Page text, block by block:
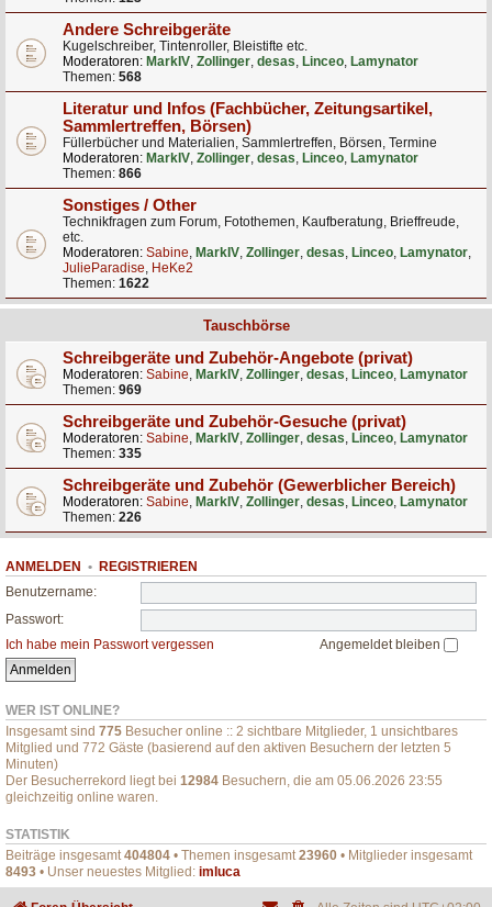
Andere Schreibgeräte
Kugelschreiber, Tintenroller, Bleistifte etc.
Moderatoren: MarkIV, Zollinger, desas, Linceo, Lamynator
Themen: 568
Literatur und Infos (Fachbücher, Zeitungsartikel,
Sammlertreffen, Börsen)
Füllerbücher und Materialien, Sammlertreffen, Börsen, Termine
Moderatoren: MarkIV, Zollinger, desas, Linceo, Lamynator
Themen: 866
Sonstiges / Other
Technikfragen zum Forum, Fotothemen, Kaufberatung, Brieffreude,
etc.
Moderatoren: Sabine, MarkIV, Zollinger, desas, Linceo, Lamynator,
JulieParadise, HeKe2
Themen: 1622
Tauschbörse
Schreibgeräte und Zubehör-Angebote (privat)
Moderatoren: Sabine, MarkIV, Zollinger, desas, Linceo, Lamynator
Themen: 969
Schreibgeräte und Zubehör-Gesuche (privat)
Moderatoren: Sabine, MarkIV, Zollinger, desas, Linceo, Lamynator
Themen: 335
Schreibgeräte und Zubehör (Gewerblicher Bereich)
Moderatoren: Sabine, MarkIV, Zollinger, desas, Linceo, Lamynator
Themen: 226
ANMELDEN • REGISTRIEREN
Benutzername:
Passwort:
Ich habe mein Passwort vergessen
Angemeldet bleiben
WER IST ONLINE?
Insgesamt sind 775 Besucher online :: 2 sichtbare Mitglieder, 1 unsichtbares
Mitglied und 772 Gäste (basierend auf den aktiven Besuchern der letzten 5
Minuten)
Der Besucherrekord liegt bei 12984 Besuchern, die am 05.06.2026 23:55
gleichzeitig online waren.
STATISTIK
Beiträge insgesamt404804 • Themen insgesamt23960 • Mitglieder insgesamt
8493 • Unser neuestes Mitglied: imluca